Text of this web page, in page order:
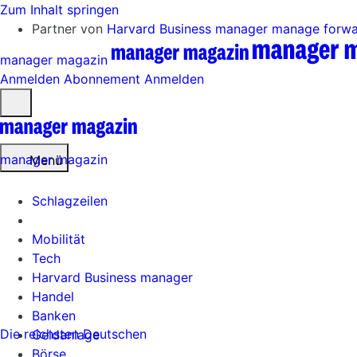
Zum Inhalt springen
Partner von Harvard Business manager manage
manager magazin
Anmelden Abonnement Anmelden
öffnen
Menü
Schlagzeilen
Mobilität
Tech
Harvard Business manager
Handel
Banken
Geldanlage
Börse
manager magazin
Die reichsten Deutschen